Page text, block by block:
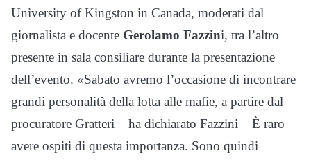
University of Kingston in Canada, moderati dal
giornalista e docente Gerolamo Fazzini, tra l’altro
presente in sala consiliare durante la presentazione
dell’evento. «Sabato avremo l’occasione di incontrare
grandi personalità della lotta alle mafie, a partire dal
procuratore Gratteri – ha dichiarato Fazzini – È raro
avere ospiti di questa importanza. Sono quindi